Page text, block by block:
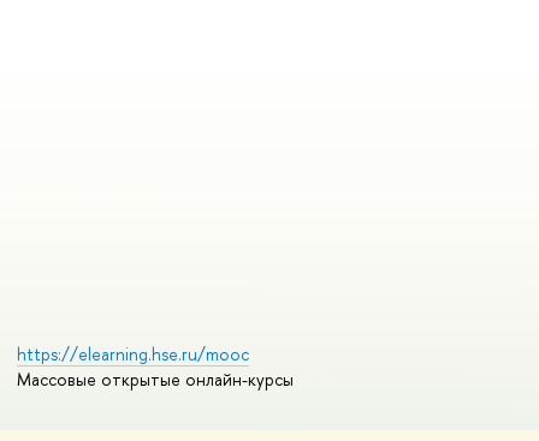
https://elearning.hse.ru/mooc
Массовые открытые онлайн-курсы